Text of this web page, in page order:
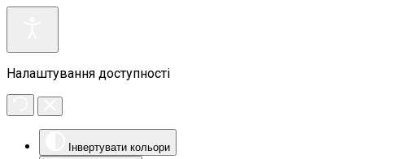
Налаштування доступності
Інвертувати кольори